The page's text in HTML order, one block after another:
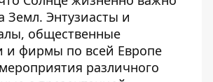
Земл. Энтузиасты и
общественные
и фирмы по всей Европе
различного